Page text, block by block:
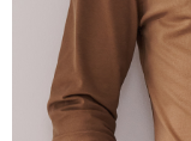
menerima pesanan
prapesanan atau
lama untuk dihantar).
kepada AFTEE dalam
Kedua, Sekatan